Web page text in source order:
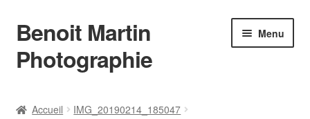
Aller
à
la
Aller
au
contenu
Benoit Martin
Photographie
Menu
Accueil
IMG_20190214_185047